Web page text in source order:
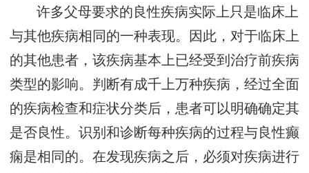
许多父母要求的良性疾病实际上只是临床上
与其他疾病相同的一种表现。因此，对于临床上
的其他患者，该疾病基本上已经受到治疗前疾病
类型的影响。判断有成千上万种疾病，经过全面
的疾病检查和症状分类后，患者可以明确确定其
是否良性。识别和诊断每种疾病的过程与良性癫
痫是相同的。在发现疾病之后，必须对疾病进行